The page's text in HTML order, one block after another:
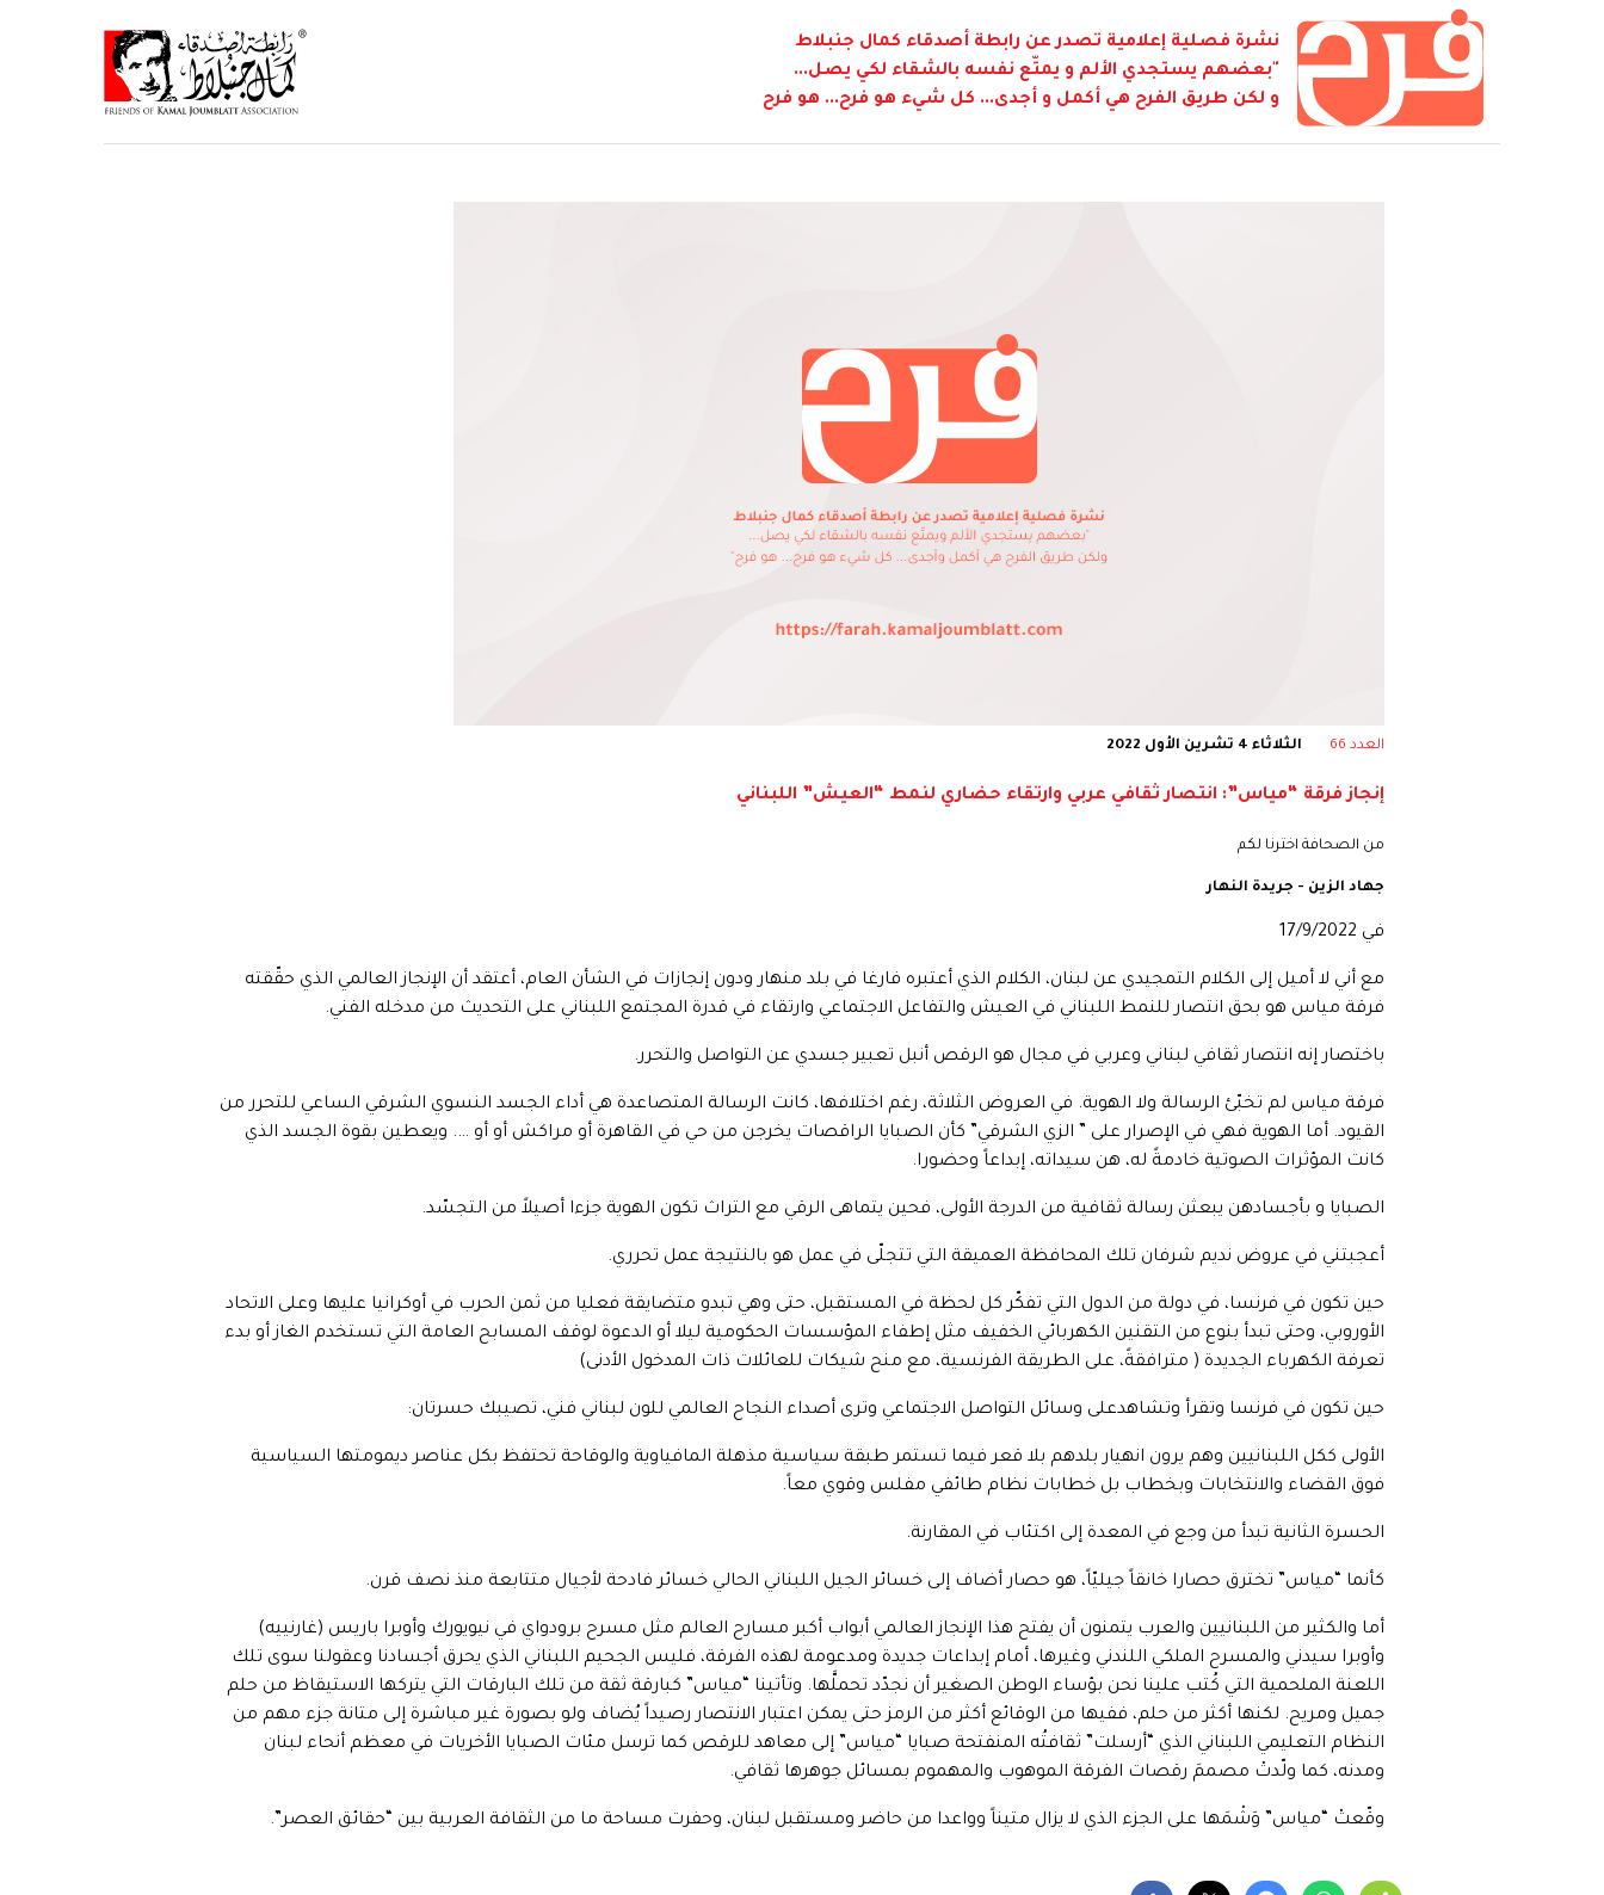
نشرة فصلية إعلامية تصدر عن رابطة أصدقاء كمال جنبلاط
"بعضهم يستجدي الألم و يمتّع نفسه بالشقاء لكي يصل...
و لكن طريق الفرح هي أكمل و أجدى... كل شيء هو فرح... هو فرح
العدد 66 الثلاثاء 4 تشرين الأول 2022
إنجاز فرقة “مياس”: انتصار ثقافي عربي وارتقاء حضاري لنمط “العيش” اللبناني
من الصحافة اخترنا لكم
جهاد الزين - جريدة النهار
في 17/9/2022
مع أني لا أميل إلى الكلام التمجيدي عن لبنان، الكلام الذي أعتبره فارغا في بلد منهار ودون إنجازات في الشأن العام، أعتقد أن الإنجاز العالمي الذي حقّقته
فرقة مياس هو بحق انتصار للنمط اللبناني في العيش والتفاعل الاجتماعي وارتقاء في قدرة المجتمع اللبناني على التحديث من مدخله الفني.
باختصار إنه انتصار ثقافي لبناني وعربي في مجال هو الرقص أنبل تعبير جسدي عن التواصل والتحرر.
فرقة مياس لم تخبّئ الرسالة ولا الهوية. في العروض الثلاثة، رغم اختلافها، كانت الرسالة المتصاعدة هي أداء الجسد النسوي الشرقي الساعي للتحرر من
القيود. أما الهوية فهي في الإصرار على ” الزي الشرقي” كأن الصبايا الراقصات يخرجن من حي في القاهرة أو مراكش أو أو …. ويعطين بقوة الجسد الذي
كانت المؤثرات الصوتية خادمةً له، هن سيداته، إبداعاً وحضورا.
الصبايا و بأجسادهن يبعثن رسالة ثقافية من الدرجة الأولى، فحين يتماهى الرقي مع التراث تكون الهوية جزءا أصيلاً من التجسّد.
أعجبتني في عروض نديم شرفان تلك المحافظة العميقة التي تتجلّى في عمل هو بالنتيجة عمل تحرري.
حين تكون في فرنسا، في دولة من الدول التي تفكّر كل لحظة في المستقبل، حتى وهي تبدو متضايقة فعليا من ثمن الحرب في أوكرانيا عليها وعلى الاتحاد
الأوروبي، وحتى تبدأ بنوع من التقنين الكهربائي الخفيف مثل إطفاء المؤسسات الحكومية ليلا أو الدعوة لوقف المسابح العامة التي تستخدم الغاز أو بدء
تعرفة الكهرباء الجديدة ( مترافقةً، على الطريقة الفرنسية، مع منح شيكات للعائلات ذات المدخول الأدنى)
حين تكون في فرنسا وتقرأ وتشاهدعلى وسائل التواصل الاجتماعي وترى أصداء النجاح العالمي للون لبناني فني، تصيبك حسرتان:
الأولى ككل اللبنانيين وهم يرون انهيار بلدهم بلا قعر فيما تستمر طبقة سياسية مذهلة المافياوية والوقاحة تحتفظ بكل عناصر ديمومتها السياسية
فوق القضاء والانتخابات وبخطاب بل خطابات نظام طائفي مفلس وقوي معاً.
الحسرة الثانية تبدأ من وجع في المعدة إلى اكتئاب في المقارنة.
كأنما “مياس” تخترق حصارا خانقاً جيليّاً، هو حصار أضاف إلى خسائر الجيل اللبناني الحالي خسائر فادحة لأجيال متتابعة منذ نصف قرن.
أما والكثير من اللبنانيين والعرب يتمنون أن يفتح هذا الإنجاز العالمي أبواب أكبر مسارح العالم مثل مسرح برودواي في نيويورك وأوبرا باريس (غارنييه)
وأوبرا سيدني والمسرح الملكي اللندني وغيرها، أمام إبداعات جديدة ومدعومة لهذه الفرقة، فليس الجحيم اللبناني الذي يحرق أجسادنا وعقولنا سوى تلك
اللعنة الملحمية التي كُتب علينا نحن بؤساء الوطن الصغير أن نجدّد تحملَّها. وتأتينا “مياس” كبارقة ثقة من تلك البارقات التي يتركها الاستيقاظ من حلم
جميل ومريح. لكنها أكثر من حلم، ففيها من الوقائع أكثر من الرمز حتى يمكن اعتبار الانتصار رصيداً يُضاف ولو بصورة غير مباشرة إلى متانة جزء مهم من
النظام التعليمي اللبناني الذي “أرسلت” ثقافتُه المنفتحة صبايا “مياس” إلى معاهد للرقص كما ترسل مئات الصبايا الأخريات في معظم أنحاء لبنان
ومدنه، كما ولّدتْ مصممَ رقصات الفرقة الموهوب والمهموم بمسائل جوهرها ثقافي.
وقّعتْ “مياس” وَشْمَها على الجزء الذي لا يزال متيناً وواعدا من حاضر ومستقبل لبنان، وحفرت مساحة ما من الثقافة العربية بين “حقائق العصر”.